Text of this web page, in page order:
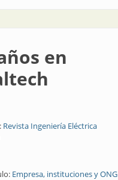
en
Revista Ingeniería Eléctrica
Empresa, instituciones y ONG